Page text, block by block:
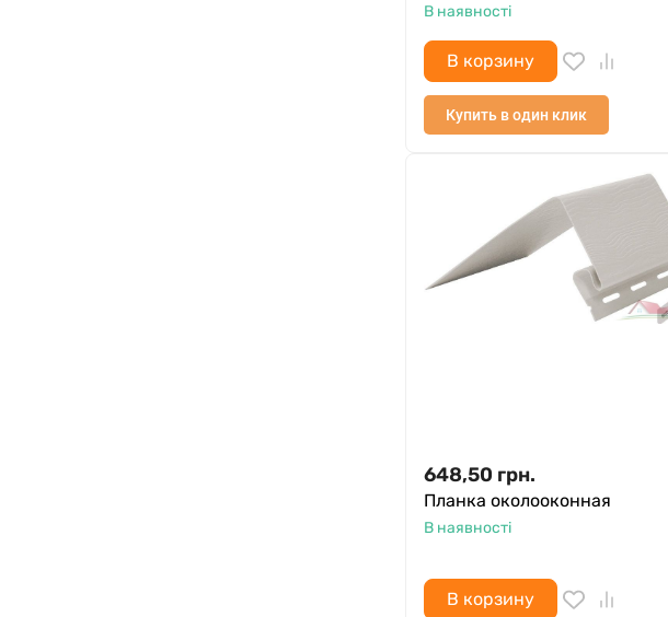
В наявності
В корзину
Купить в один клик
648,50 грн.
Планка околооконная
В наявності
В корзину